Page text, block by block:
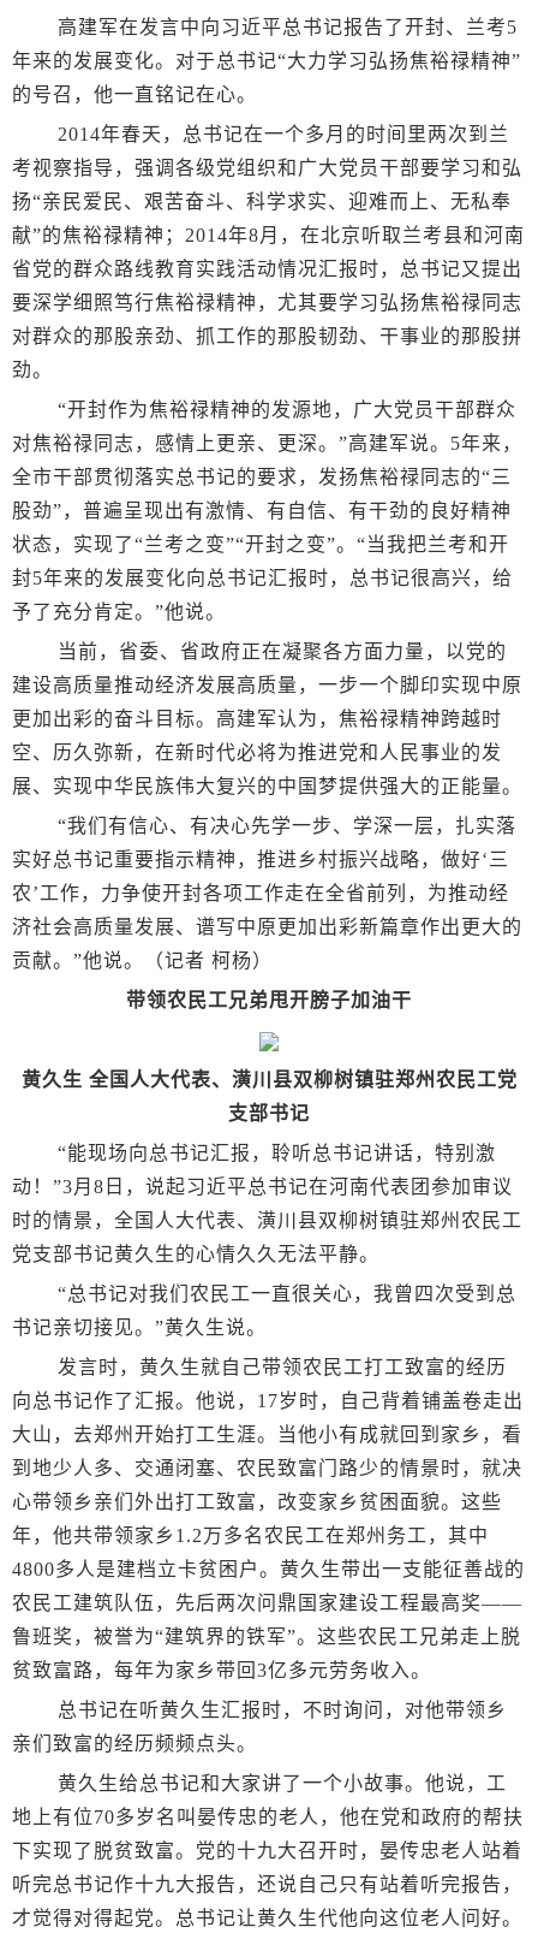
高建军在发言中向习近平总书记报告了开封、兰考5
年来的发展变化。对于总书记“大力学习弘扬焦裕禄精神”
的号召，他一直铭记在心。
2014年春天，总书记在一个多月的时间里两次到兰
考视察指导，强调各级党组织和广大党员干部要学习和弘
扬“亲民爱民、艰苦奋斗、科学求实、迎难而上、无私奉
献”的焦裕禄精神；2014年8月，在北京听取兰考县和河南
省党的群众路线教育实践活动情况汇报时，总书记又提出
要深学细照笃行焦裕禄精神，尤其要学习弘扬焦裕禄同志
对群众的那股亲劲、抓工作的那股韧劲、干事业的那股拼
劲。
“开封作为焦裕禄精神的发源地，广大党员干部群众
对焦裕禄同志，感情上更亲、更深。”高建军说。5年来，
全市干部贯彻落实总书记的要求，发扬焦裕禄同志的“三
股劲”，普遍呈现出有激情、有自信、有干劲的良好精神
状态，实现了“兰考之变”“开封之变”。“当我把兰考和开
封5年来的发展变化向总书记汇报时，总书记很高兴，给
予了充分肯定。”他说。
当前，省委、省政府正在凝聚各方面力量，以党的
建设高质量推动经济发展高质量，一步一个脚印实现中原
更加出彩的奋斗目标。高建军认为，焦裕禄精神跨越时
空、历久弥新，在新时代必将为推进党和人民事业的发
展、实现中华民族伟大复兴的中国梦提供强大的正能量。
“我们有信心、有决心先学一步、学深一层，扎实落
实好总书记重要指示精神，推进乡村振兴战略，做好‘三
农’工作，力争使开封各项工作走在全省前列，为推动经
济社会高质量发展、谱写中原更加出彩新篇章作出更大的
贡献。”他说。（记者 柯杨）
带领农民工兄弟甩开膀子加油干
黄久生 全国人大代表、潢川县双柳树镇驻郑州农民工党
支部书记
“能现场向总书记汇报，聆听总书记讲话，特别激
动！”3月8日，说起习近平总书记在河南代表团参加审议
时的情景，全国人大代表、潢川县双柳树镇驻郑州农民工
党支部书记黄久生的心情久久无法平静。
“总书记对我们农民工一直很关心，我曾四次受到总
书记亲切接见。”黄久生说。
发言时，黄久生就自己带领农民工打工致富的经历
向总书记作了汇报。他说，17岁时，自己背着铺盖卷走出
大山，去郑州开始打工生涯。当他小有成就回到家乡，看
到地少人多、交通闭塞、农民致富门路少的情景时，就决
心带领乡亲们外出打工致富，改变家乡贫困面貌。这些
年，他共带领家乡1.2万多名农民工在郑州务工，其中
4800多人是建档立卡贫困户。黄久生带出一支能征善战的
农民工建筑队伍，先后两次问鼎国家建设工程最高奖——
鲁班奖，被誉为“建筑界的铁军”。这些农民工兄弟走上脱
贫致富路，每年为家乡带回3亿多元劳务收入。
总书记在听黄久生汇报时，不时询问，对他带领乡
亲们致富的经历频频点头。
黄久生给总书记和大家讲了一个小故事。他说，工
地上有位70多岁名叫晏传忠的老人，他在党和政府的帮扶
下实现了脱贫致富。党的十九大召开时，晏传忠老人站着
听完总书记作十九大报告，还说自己只有站着听完报告，
才觉得对得起党。总书记让黄久生代他向这位老人问好。